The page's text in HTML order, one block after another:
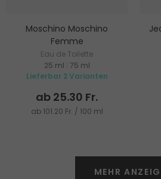
Moschino Moschino
Femme
Eau de Toilette
25 ml 75 ml
Lieferbar 2 Varianten
ab 25.30 Fr.
ab 101.20 Fr. / 100 ml
MEHR